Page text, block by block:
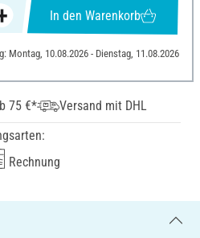
In den Warenkorb
Montag, 10.08.2026 - Dienstag, 11.08.2026
75 €*
Versand mit DHL
Rechnung